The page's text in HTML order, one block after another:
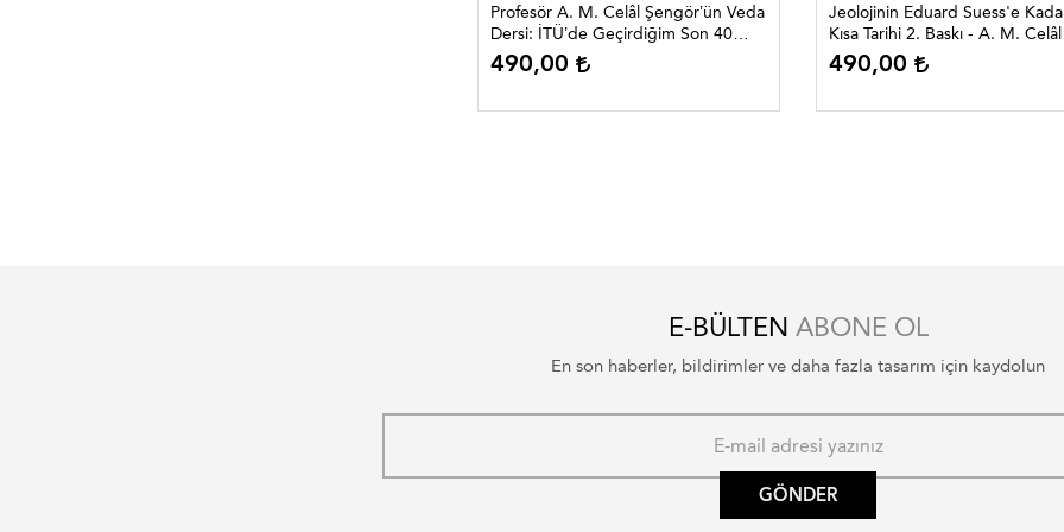
Profesör A. M. Celâl Şengör’ün Veda
Dersi: İTÜ’de Geçirdiğim Son 40
Yılda Jeolojideki Gelişmeler ve
İTÜ’nün Katkıları (Türkçe/İngilizce)
490,00
Jeolojinin Eduard Suess'e
Kısa Tarihi 2. Baskı - A. M. Celâl
Şengör
490,00
E-BÜLTEN ABONE OL
En son haberler, bildirimler ve daha fazla tasarım için kaydolun
GÖNDER